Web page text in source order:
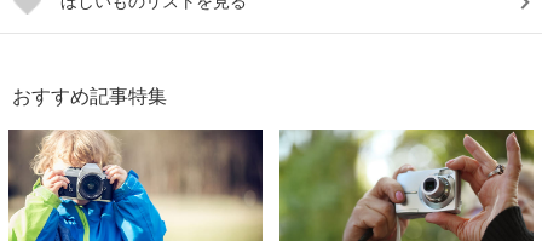
おすすめ記事特集